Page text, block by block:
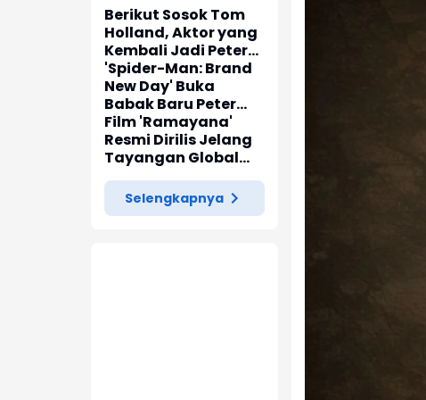
Berikut Sosok Tom
Holland, Aktor yang
Kembali Jadi Peter
Parker di 'Spider-
Man: Brand New Day'
'Spider-Man: Brand
New Day' Buka
Babak Baru Peter
Parker di Marvel
Cinematic Universe
Film 'Ramayana'
Resmi Dirilis Jelang
Tayangan Global
pada November
2026
Selengkapnya